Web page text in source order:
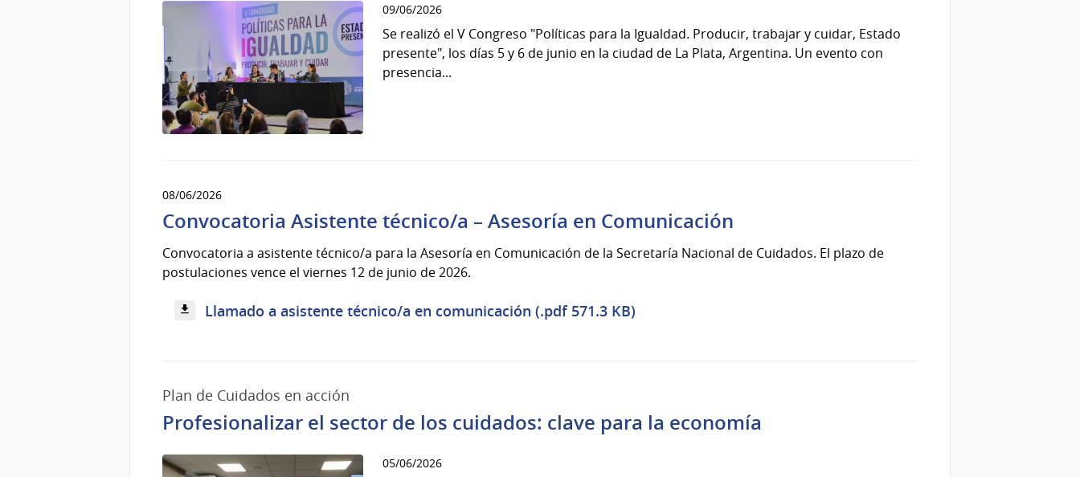
09/06/2026
Se realizó el V Congreso "Políticas para la Igualdad. Producir, trabajar y cuidar, Estado
presente", los días 5 y 6 de junio en la ciudad de La Plata, Argentina. Un evento con
presencia...
08/06/2026
Convocatoria Asistente técnico/a – Asesoría en Comunicación
Convocatoria a asistente técnico/a para la Asesoría en Comunicación de la Secretaría Nacional de Cuidados. El plazo de
postulaciones vence el viernes 12 de junio de 2026.
Llamado a asistente técnico/a en comunicación (.pdf 571.3 KB)
Plan de Cuidados en acción
Profesionalizar el sector de los cuidados: clave para la economía
05/06/2026